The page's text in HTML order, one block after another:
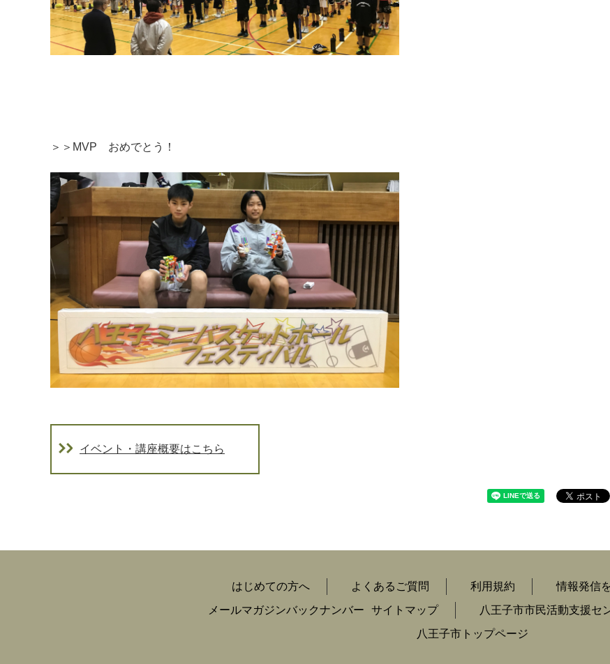
＞＞MVP おめでとう！
イベント・講座概要はこちら
はじめての方へ よくあるご質問 利用規約
情報発信
メールマガジンバックナンバー
サイトマップ
八王子市市民活動支援セ
八王子市トップページ